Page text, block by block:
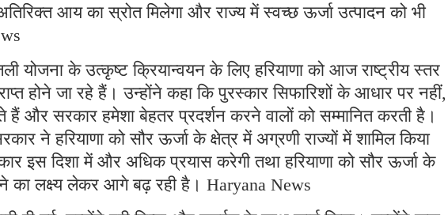
आय का स्रोत मिलेगा और राज्य में स्वच्छ ऊर्जा उत्पादन को भी
योजना के उत्कृष्ट क्रियान्वयन के लिए हरियाणा को आज राष्ट्रीय स्तर
होने जा रहे हैं। उन्होंने कहा कि पुरस्कार सिफारिशों के आधार पर नहीं,
हैं और सरकार हमेशा बेहतर प्रदर्शन करने वालों को सम्मानित करती है।
ने हरियाणा को सौर ऊर्जा के क्षेत्र में अग्रणी राज्यों में शामिल किया
इस दिशा में और अधिक प्रयास करेगी तथा हरियाणा को सौर ऊर्जा के
का लक्ष्य लेकर आगे बढ़ रही है। Haryana News